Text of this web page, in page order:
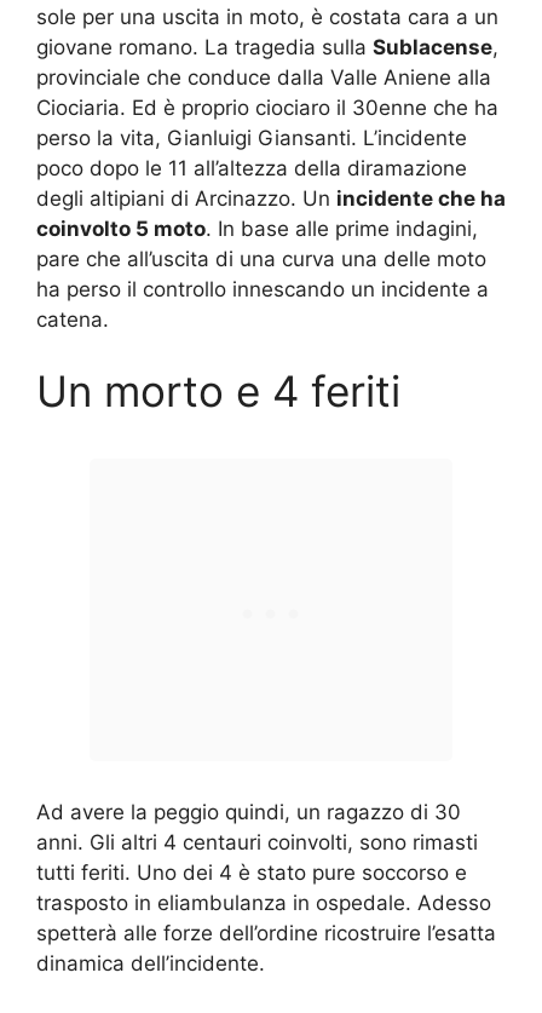
sole per una uscita in moto, è costata cara a un
giovane romano. La tragedia sulla Sublacense,
provinciale che conduce dalla Valle Aniene alla
Ciociaria. Ed è proprio ciociaro il 30enne che ha
perso la vita, Gianluigi Giansanti. L’incidente
poco dopo le 11 all’altezza della diramazione
degli altipiani di Arcinazzo. Un incidente che ha
coinvolto 5 moto. In base alle prime indagini,
pare che all’uscita di una curva una delle moto
ha perso il controllo innescando un incidente a
catena.
Un morto e 4 feriti
Ad avere la peggio quindi, un ragazzo di 30
anni. Gli altri 4 centauri coinvolti, sono rimasti
tutti feriti. Uno dei 4 è stato pure soccorso e
trasposto in eliambulanza in ospedale. Adesso
spetterà alle forze dell’ordine ricostruire l’esatta
dinamica dell’incidente.